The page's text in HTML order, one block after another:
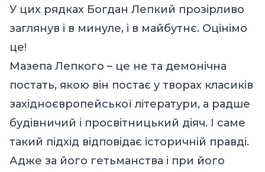
У цих рядках Богдан Лепкий прозірливо
заглянув і в минуле, і в майбутнє. Оцінімо
це!
Мазепа Лепкого – це не та демонічна
постать, якою він постає у творах класиків
західноєвропейської літератури, а радше
будівничий і просвітницький діяч. І саме
такий підхід відповідає історичній правді.
Адже за його гетьманства і при його